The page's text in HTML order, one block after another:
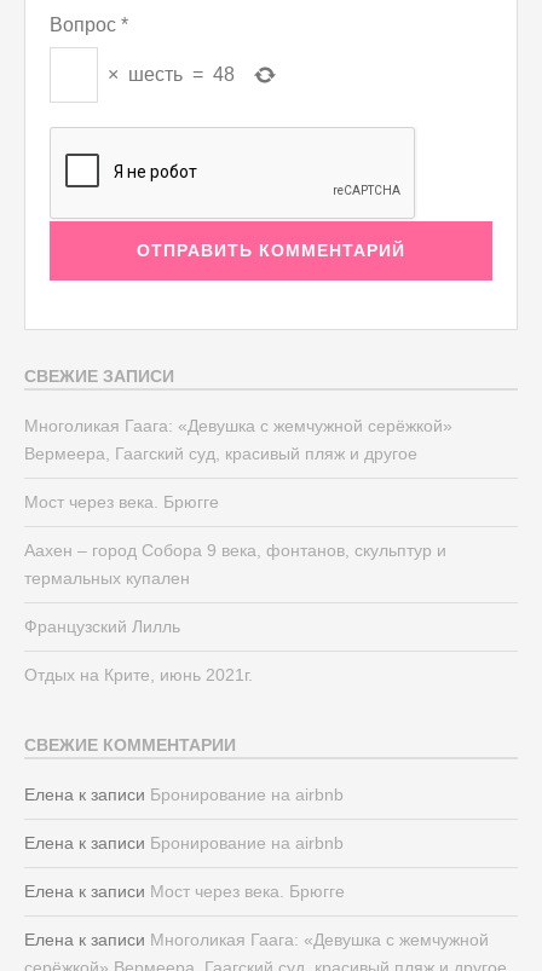
Вопрос *
× шесть = 48
СВЕЖИЕ ЗАПИСИ
Многоликая Гаага: «Девушка с жемчужной серёжкой»
Вермеера, Гаагский суд, красивый пляж и другое
Мост через века. Брюгге
Аахен – город Собора 9 века, фонтанов, скульптур и
термальных купален
Французский Лилль
Отдых на Крите, июнь 2021г.
СВЕЖИЕ КОММЕНТАРИИ
Елена к записи Бронирование на airbnb
Елена к записи Бронирование на airbnb
Елена к записи Мост через века. Брюгге
Елена к записи Многоликая Гаага: «Девушка с жемчужной
серёжкой» Вермеера, Гаагский суд, красивый пляж и другое